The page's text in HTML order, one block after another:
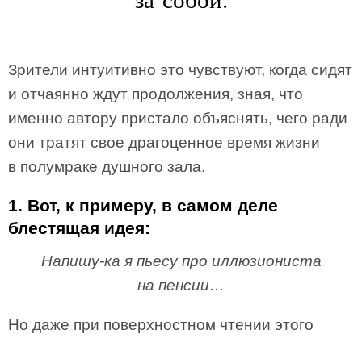
Зрители интуитивно это чувствуют, когда сидят
и отчаянно ждут продолжения, зная, что
именно автору пристало объяснять, чего ради
они тратят свое драгоценное время жизни
в полумраке душного зала.
1. Вот, к примеру, в самом деле
блестящая идея:
Напишу-ка я пьесу про иллюзиониста
на пенсии…
Но даже при поверхностном чтении этого